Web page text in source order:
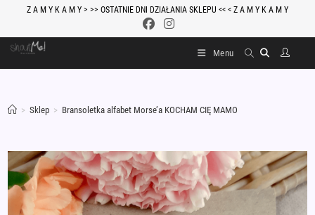
content
Z A M Y K A M Y > >> OSTATNIE DNI DZIAŁANIA SKLEPU << < Z A M Y K A M Y
Menu
> Sklep > Bransoletka alfabet Morse’a KOCHAM CIĘ MAMO